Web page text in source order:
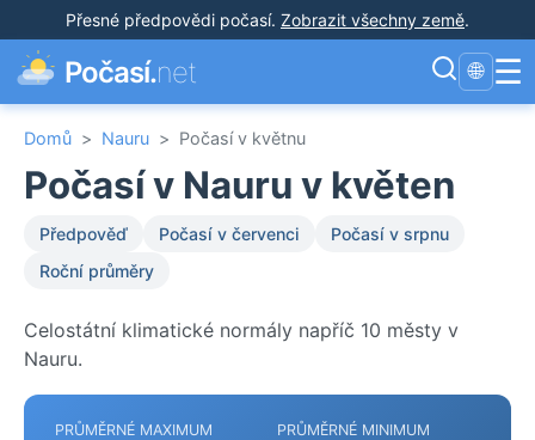
Přesné předpovědi počasí. Zobrazit všechny země.
Počasí.net 🌐 ☰
Domů > Nauru > Počasí v květnu
Počasí v Nauru v květen
Předpověď Počasí v červenci
Počasí v srpnu
Roční průměry
Celostátní klimatické normály napříč 10 městy v
Nauru.
PRŮMĚRNÉ MAXIMUM PRŮMĚRNÉ MINIMUM